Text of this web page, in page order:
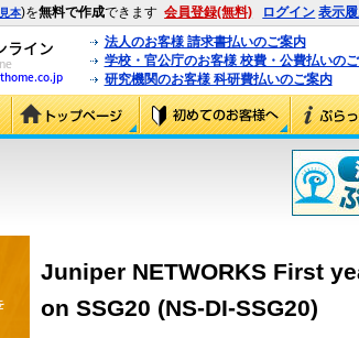
見本)を無料で作成できます 会員登録(無料) ログイン 表示
法人のお客様 請求書払いのご案内
学校・官公庁のお客様 校費・公費払いの
研究機関のお客様 科研費払いのご案内
Juniper NETWORKS First
on SSG20 (NS-DI-SSG20)